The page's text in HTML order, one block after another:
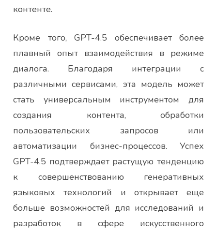
контенте.
Кроме того, GPT-4.5 обеспечивает более
плавный опыт взаимодействия в режиме
диалога. Благодаря интеграции с
различными сервисами, эта модель может
стать универсальным инструментом для
создания контента, обработки
пользовательских запросов или
автоматизации бизнес-процессов. Успех
GPT-4.5 подтверждает растущую тенденцию
к совершенствованию генеративных
языковых технологий и открывает еще
больше возможностей для исследований и
разработок в сфере искусственного